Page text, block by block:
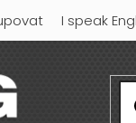
I speak